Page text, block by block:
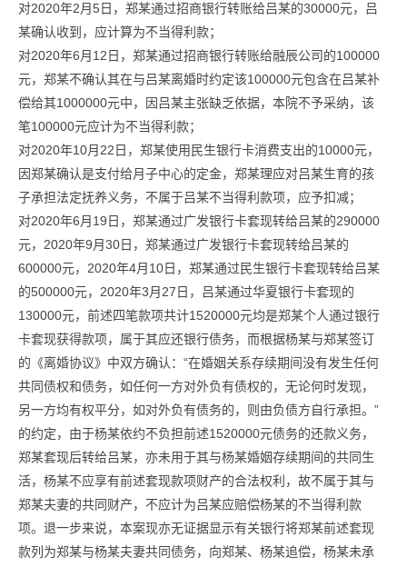
对2020年2月5日，郑某通过招商银行转账给吕某的30000元，吕
某确认收到，应计算为不当得利款；
对2020年6月12日，郑某通过招商银行转账给融辰公司的100000
元，郑某不确认其在与吕某离婚时约定该100000元包含在吕某补
偿给其1000000元中，因吕某主张缺乏依据，本院不予采纳，该
笔100000元应计为不当得利款；
对2020年10月22日，郑某使用民生银行卡消费支出的10000元，
因郑某确认是支付给月子中心的定金，郑某理应对吕某生育的孩
子承担法定抚养义务，不属于吕某不当得利款项，应予扣减；
对2020年6月19日，郑某通过广发银行卡套现转给吕某的290000
元，2020年9月30日，郑某通过广发银行卡套现转给吕某的
600000元，2020年4月10日，郑某通过民生银行卡套现转给吕某
的500000元，2020年3月27日，吕某通过华夏银行卡套现的
130000元，前述四笔款项共计1520000元均是郑某个人通过银行
卡套现获得款项，属于其应还银行债务，而根据杨某与郑某签订
的《离婚协议》中双方确认：“在婚姻关系存续期间没有发生任何
共同债权和债务，如任何一方对外负有债权的，无论何时发现，
另一方均有权平分，如对外负有债务的，则由负债方自行承担。”
的约定，由于杨某依约不负担前述1520000元债务的还款义务，
郑某套现后转给吕某，亦未用于其与杨某婚姻存续期间的共同生
活，杨某不应享有前述套现款项财产的合法权利，故不属于其与
郑某夫妻的共同财产，不应计为吕某应赔偿杨某的不当得利款
项。退一步来说，本案现亦无证据显示有关银行将郑某前述套现
款列为郑某与杨某夫妻共同债务，向郑某、杨某追偿，杨某未承